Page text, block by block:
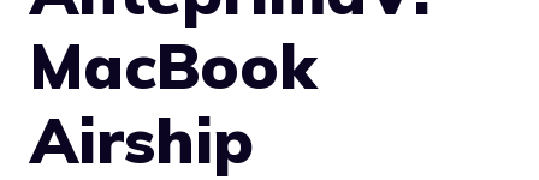
MacBook
Airship